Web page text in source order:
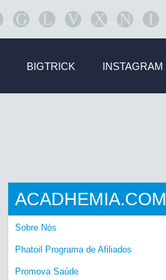
G L V X N I
BIGTRICK INSTAGRAM
ACADHEMIA.COM
Sobre Nós
Phatoil Programa de Afiliados
Promova Saúde